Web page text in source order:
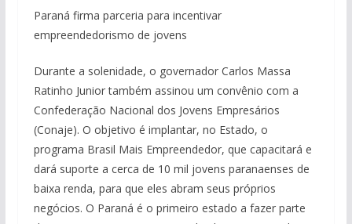
Paraná firma parceria para incentivar
empreendedorismo de jovens
Durante a solenidade, o governador Carlos Massa
Ratinho Junior também assinou um convênio com a
Confederação Nacional dos Jovens Empresários
(Conaje). O objetivo é implantar, no Estado, o
programa Brasil Mais Empreendedor, que capacitará e
dará suporte a cerca de 10 mil jovens paranaenses de
baixa renda, para que eles abram seus próprios
negócios. O Paraná é o primeiro estado a fazer parte